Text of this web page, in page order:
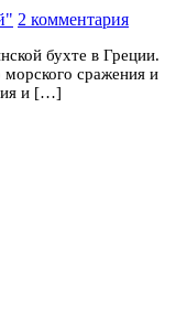
2 комментария
бухте в Греции.
морского сражения и
и […]